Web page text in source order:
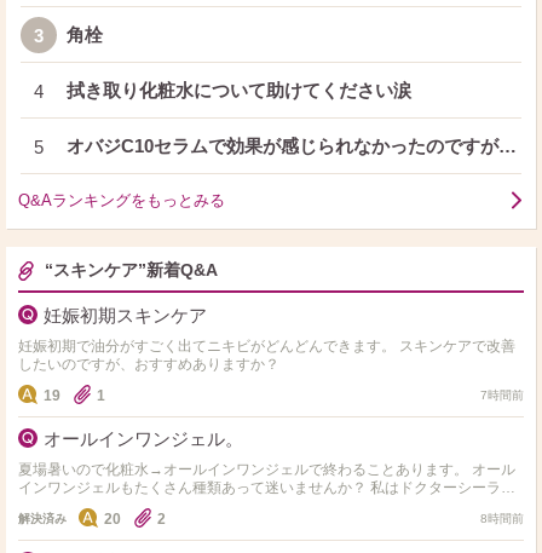
3 角栓
4 拭き取り化粧水について助けてください涙
5 オバジC10セラムで効果が感じられなかったのですが…
Q&Aランキングをもっとみる
“スキンケア”新着Q&A
妊娠初期スキンケア
妊娠初期で油分がすごく出てニキビがどんどんできます。 スキンケアで改善
したいのですが、おすすめありますか？
19
1 7時間前
オールインワンジェル。
夏場暑いので化粧水→オールインワンジェルで終わることあります。 オール
インワンジェルもたくさん種類あって迷いませんか？ 私はドクターシーラボ
のセンシティブジェル敏感肌用を使用してます。 オス…
解決済み 20 2 8時間前